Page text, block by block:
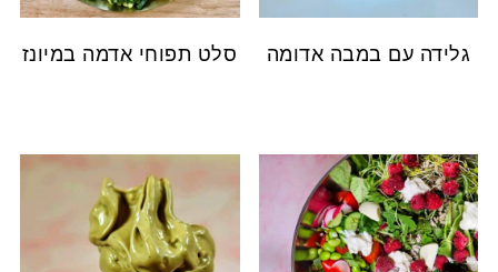
גלידה עם במבה אדומה סלט תפוחי אדמה במיונז